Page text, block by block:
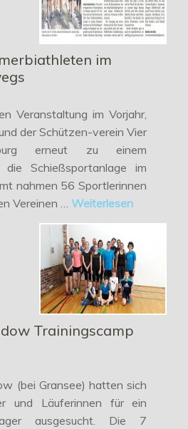
im
Veranstaltung im Vorjahr,
der Schützen-verein Vier
erneut zu einem
die Schießsportanlage im
nahmen 56 Sportlerinnen
Vereinen … Weiterlesen
Trainingscamp
(bei Gransee) hatten sich
und Läuferinnen für ein
ausgesucht. Die 7